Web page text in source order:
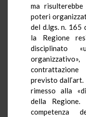
ma
poteri
del d.lgs. n. 165
la Regione
disciplinato
previsto
rimesso alla
della
competenza